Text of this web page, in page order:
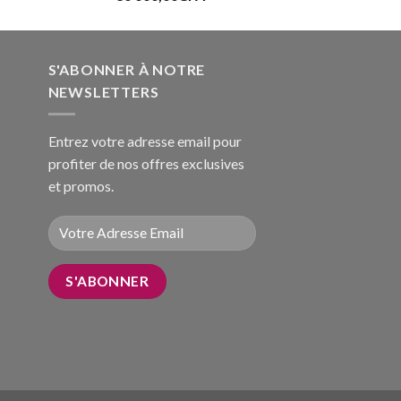
S'ABONNER À NOTRE
NEWSLETTERS
Entrez votre adresse email pour
profiter de nos offres exclusives
et promos.